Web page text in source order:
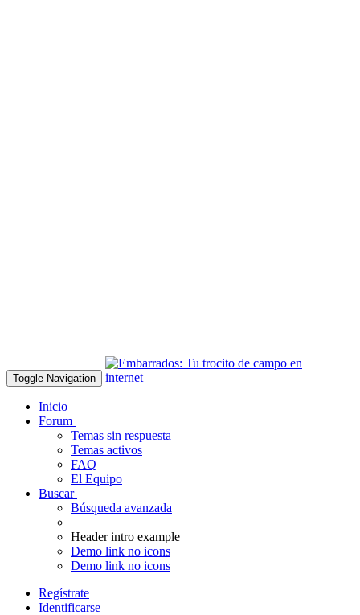
Toggle Navigation
Inicio
Forum
Temas sin respuesta
Temas activos
FAQ
El Equipo
Buscar
Búsqueda avanzada
Header intro example
Demo link no icons
Demo link no icons
Regístrate
Identificarse